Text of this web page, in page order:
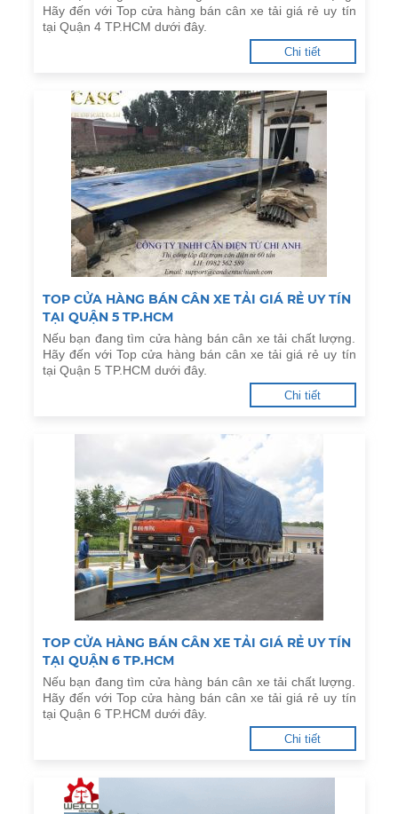
Hãy đến với Top cửa hàng bán cân xe tải giá rẻ uy tín
tại Quận 4 TP.HCM dưới đây.
Chi tiết
TOP CỬA HÀNG BÁN CÂN XE TẢI GIÁ RẺ UY TÍN
TẠI QUẬN 5 TP.HCM
Nếu bạn đang tìm cửa hàng bán cân xe tải chất lượng.
Hãy đến với Top cửa hàng bán cân xe tải giá rẻ uy tín
tại Quận 5 TP.HCM dưới đây.
Chi tiết
TOP CỬA HÀNG BÁN CÂN XE TẢI GIÁ RẺ UY TÍN
TẠI QUẬN 6 TP.HCM
Nếu bạn đang tìm cửa hàng bán cân xe tải chất lượng.
Hãy đến với Top cửa hàng bán cân xe tải giá rẻ uy tín
tại Quận 6 TP.HCM dưới đây.
Chi tiết